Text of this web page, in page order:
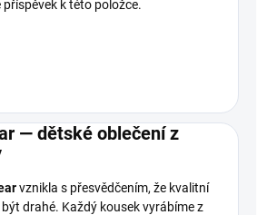
k této položce.
— dětské oblečení z
vznikla s přesvědčením, že kvalitní
drahé. Každý kousek vyrábíme z